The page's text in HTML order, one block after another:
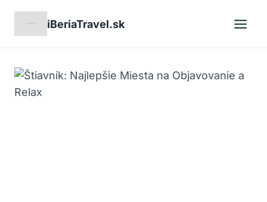
iBeriaTravel.sk